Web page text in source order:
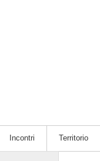
Incontri Territorio